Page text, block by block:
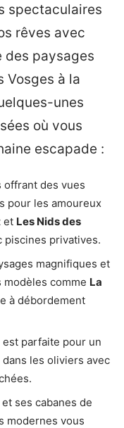
spectaculaires
rêves avec
des paysages
Vosges à la
unes
où vous
escapade :
offrant des vues
pour les amoureux
et Les Nids des
piscines privatives.
magnifiques et
comme La
à débordement
parfaite pour un
les oliviers avec
ses cabanes de
modernes vous